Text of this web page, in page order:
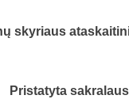
skyriaus
Pristatyta